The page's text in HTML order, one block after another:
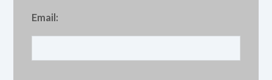
Email: